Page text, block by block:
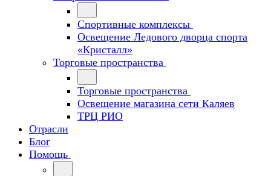
Спортивные комплексы
Освещение Ледового дворца спорта
«Кристалл»
Торговые пространства
Торговые пространства
Освещение магазина сети Каляев
ТРЦ РИО
Отрасли
Блог
Помощь